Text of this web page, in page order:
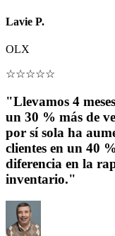
Lavie P.
OLX
☆☆☆☆☆
"Llevamos 4
un 30 % más de
por sí sola ha
clientes en un 40
diferencia en la
inventario."